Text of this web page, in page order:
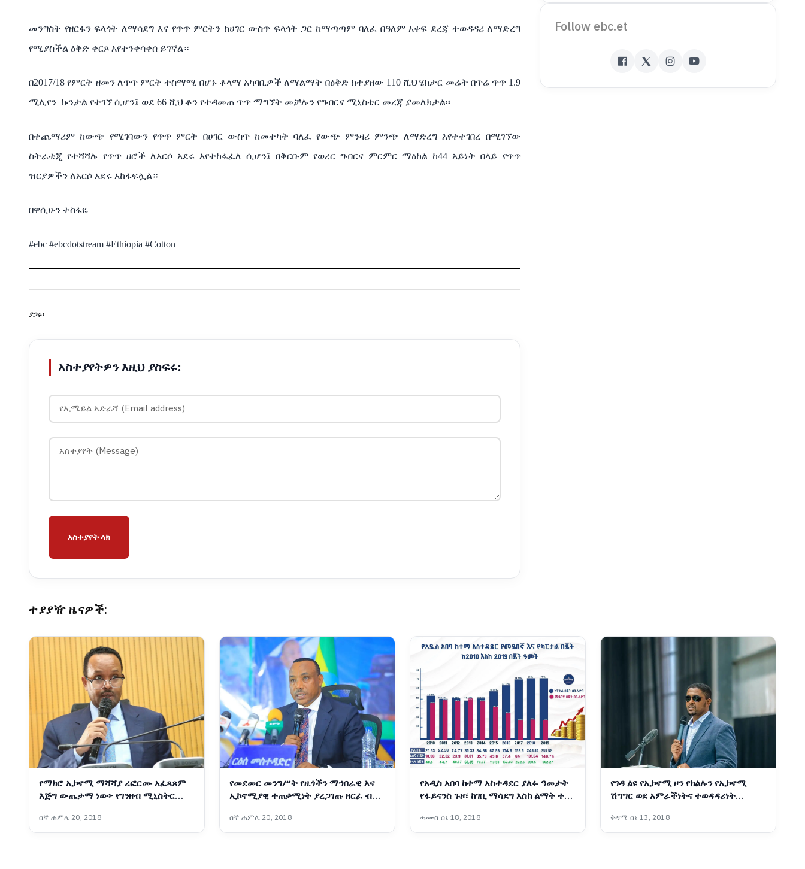
መንግስት የዘርፋን ፍላጎት ለማሳደግ እና የጥጥ ምርትን ከሀገር ውስጥ ፍላጎት ጋር ከማጣጣም ባለፈ በዓለም አቀፍ ደረጃ ተወዳዳሪ ለማድረግ
የሚያስችል ዕቅድ ቀርጾ እየተንቀሳቀሰ ይገኛል።
በ2017/18የምርት ዘመን ለጥጥ ምርት ተስማሚ በሆኑ ቆላማ አካባቢዎች ለማልማት በዕቅድ ከተያዘው 110 ሺህ ሄክታር መሬት በጥሬ ጥጥ 1.9
ሚሊየን ኩንታል የተገኘ ሲሆን፤ ወደ 66 ሺህ ቶን የተዳመጠ ጥጥ ማግኘት መቻሉን የግብርና ሚኒስቴር መረጃ ያመለክታል፡፡
በተጨማሪም ከውጭ የሚገባውን የጥጥ ምርት በሀገር ውስጥ ከመተካት ባለፈ የውጭ ምንዛሪ ምንጭ ለማድረግ እየተተገበረ በሚገኘው
ስትራቴጂ የተሻሻሉ የጥጥ ዘሮች ለአርሶ አደሩ እየተከፋፈለ ሲሆን፤ በቅርቡም የወረር ግብርና ምርምር ማዕከል ከ44 አይነት በላይ የጥጥ
ዝርያዎችን ለአርሶ አደሩ አከፋፍሏል።
በዋሲሁን ተስፋዬ
#ebc #ebcdotstream #Ethiopia #Cotton
ያጋሩ፡
አስተያየትዎን እዚህ ያስፍሩ:
አስተያየት ላክ
Follow ebc.et
ተያያዥ ዜናዎች:
የማክሮ ኢኮኖሚ ማሻሻያ ሪፎርሙ አፈጻጸም
እጅግ ውጤታማ ነው፦ የገንዘብ ሚኒስትር
ሰኞ ሐምሌ 20, 2018
የመደመር መንግሥት የዜጎችን ማኅበራዊ እና
ኢኮኖሚያዊ ተጠቃሚነት ያረጋገጡ ዘርፈ ብዙ
መስተዳድር ኢንጂነር ነጋሽ ዋጌሾ (ዶ/ር)
ሰኞ ሐምሌ 20, 2018
የአዲስ አበባ ከተማ አስተዳደር ያለፉ ዓመታት
የፋይናንስ ጉዞ፣ ከገቢ ማሳደግ እስከ ልማት ተኮር
ሓሙስ ሰኔ 18, 2018
የገዳ ልዩ የኢኮኖሚ ዞን የክልሉን የኢኮኖሚ
ሽግግር ወደ አምራችነትና ተወዳዳሪነት
መስተዳድር ሽመልስ አብዲሳ
ቅዳሜ ሰኔ 13, 2018